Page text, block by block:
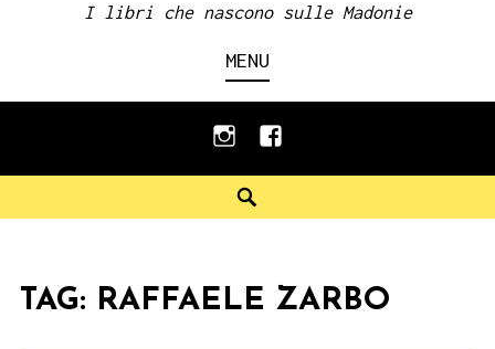
I libri che nascono sulle Madonie
MENU
instagramfacebook
TAG: RAFFAELE ZARBO